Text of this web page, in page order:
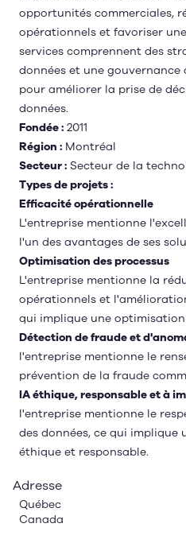
opportunités commerciales,
opérationnels et favoriser
services comprennent des
données et une gouvernance
pour améliorer la prise de
données.
Fondée : 2011
Région : Montréal
Secteur : Secteur de la
Types de projets :
Efficacité opérationnelle
L'entreprise mentionne
l'un des avantages de ses
Optimisation des processus
L'entreprise mentionne la
opérationnels et
qui implique une optimisation
Détection de fraude et
l'entreprise mentionne le
prévention de la fraude
IA éthique, responsable et à
l'entreprise mentionne le
des données, ce qui
éthique et responsable.
Adresse
Québec
Canada